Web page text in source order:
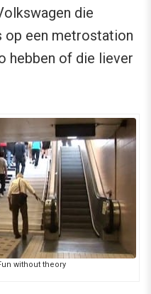
die
op een metrostation
hebben of die liever
without theory